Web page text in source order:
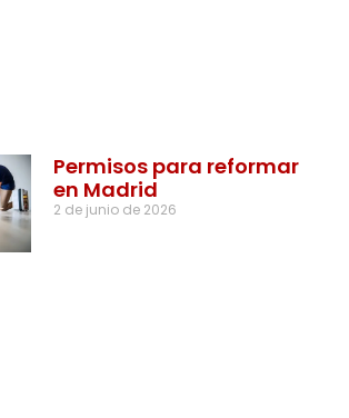
Permisos para reformar
en Madrid
2 de junio de 2026